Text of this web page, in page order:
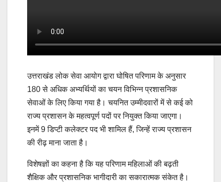
उत्तराखंड लोक सेवा आयोग द्वारा घोषित परिणाम के अनुसार
180 से अधिक अभ्यर्थियों का चयन विभिन्न प्रशासनिक
सेवाओं के लिए किया गया है। चयनित उम्मीदवारों में से कई को
राज्य प्रशासन के महत्वपूर्ण पदों पर नियुक्त किया जाएगा।
इनमें 9 डिप्टी कलेक्टर पद भी शामिल हैं, जिन्हें राज्य प्रशासन
की रीढ़ माना जाता है।
विशेषज्ञों का कहना है कि यह परिणाम महिलाओं की बढ़ती
शैक्षिक और प्रशासनिक भागीदारी का सकारात्मक संकेत है।